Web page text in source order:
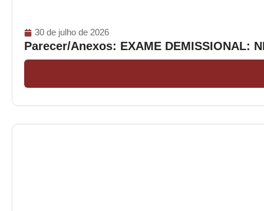
30 de julho de 2026
Parecer/Anexos: EXAME DEMISSIONAL: